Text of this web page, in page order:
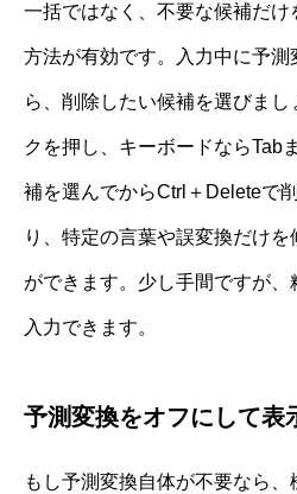
一括ではなく、不要な候補だ
方法が有効です。入力中に予測
ら、削除したい候補を選びま
クを押し、キーボードならTab
補を選んでからCtrl＋Deleteで
り、特定の言葉や誤変換だけ
ができます。少し手間ですが
入力できます。
予測変換をオフにして表
もし予測変換自体が不要なら